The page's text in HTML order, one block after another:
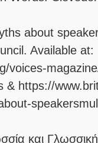
about
Available at:
voices-
& https://
και